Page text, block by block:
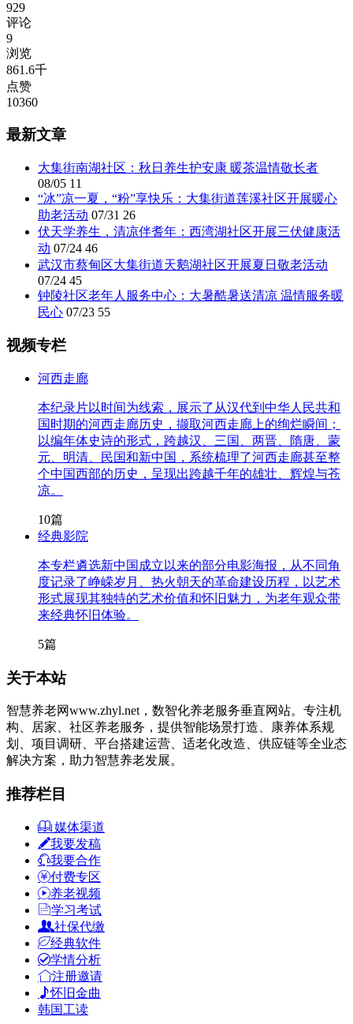
929
评论
9
浏览
861.6千
点赞
10360
最新文章
大集街南湖社区：秋日养生护安康 暖茶温情敬长者
08/05 11
“冰”凉一夏，“粉”享快乐：大集街道莲溪社区开展暖心
助老活动 07/31 26
伏天学养生，清凉伴耆年：西湾湖社区开展三伏健康活
动 07/24 46
武汉市蔡甸区大集街道天鹅湖社区开展夏日敬老活动
07/24 45
钟陵社区老年人服务中心：大暑酷暑送清凉 温情服务暖
民心 07/23 55
视频专栏
河西走廊
本纪录片以时间为线索，展示了从汉代到中华人民共和
国时期的河西走廊历史，撷取河西走廊上的绚烂瞬间；
以编年体史诗的形式，跨越汉、三国、两晋、隋唐、蒙
元、明清、民国和新中国，系统梳理了河西走廊甚至整
个中国西部的历史，呈现出跨越千年的雄壮、辉煌与苍
凉。
10篇
经典影院
本专栏遴选新中国成立以来的部分电影海报，从不同角
度记录了峥嵘岁月、热火朝天的革命建设历程，以艺术
形式展现其独特的艺术价值和怀旧魅力，为老年观众带
来经典怀旧体验。
5篇
关于本站
智慧养老网www.zhyl.net，数智化养老服务垂直网站。专注机
构、居家、社区养老服务，提供智能场景打造、康养体系规
划、项目调研、平台搭建运营、适老化改造、供应链等全业态
解决方案，助力智慧养老发展。
推荐栏目
媒体渠道
我要发稿
我要合作
付费专区
养老视频
学习考试
社保代缴
经典软件
学情分析
注册邀请
怀旧金曲
韩国工读